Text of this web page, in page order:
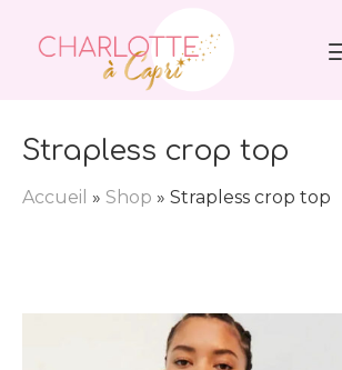
Strapless crop top
Accueil » Shop » Strapless crop top